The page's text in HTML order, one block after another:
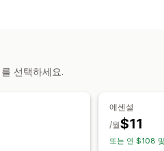
선택하세요.
에센셜
$11
/월
또는 연 $108